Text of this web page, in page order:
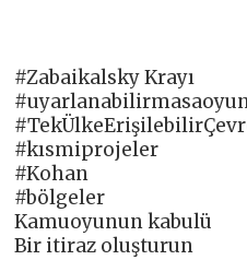
#Zabaikalsky Krayı
#kısmiprojeler
#Kohan
#bölgeler
Kamuoyunun kabulü
Bir itiraz oluşturun